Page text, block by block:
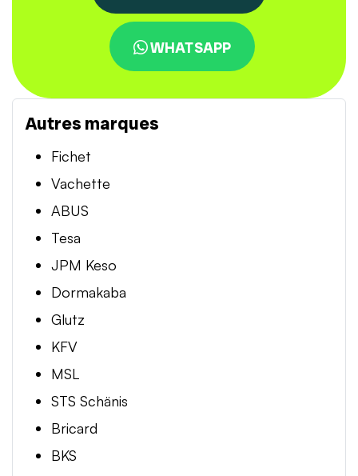
WHATSAPP
Autres marques
Fichet
Vachette
ABUS
Tesa
JPM Keso
Dormakaba
Glutz
KFV
MSL
STS Schänis
Bricard
BKS